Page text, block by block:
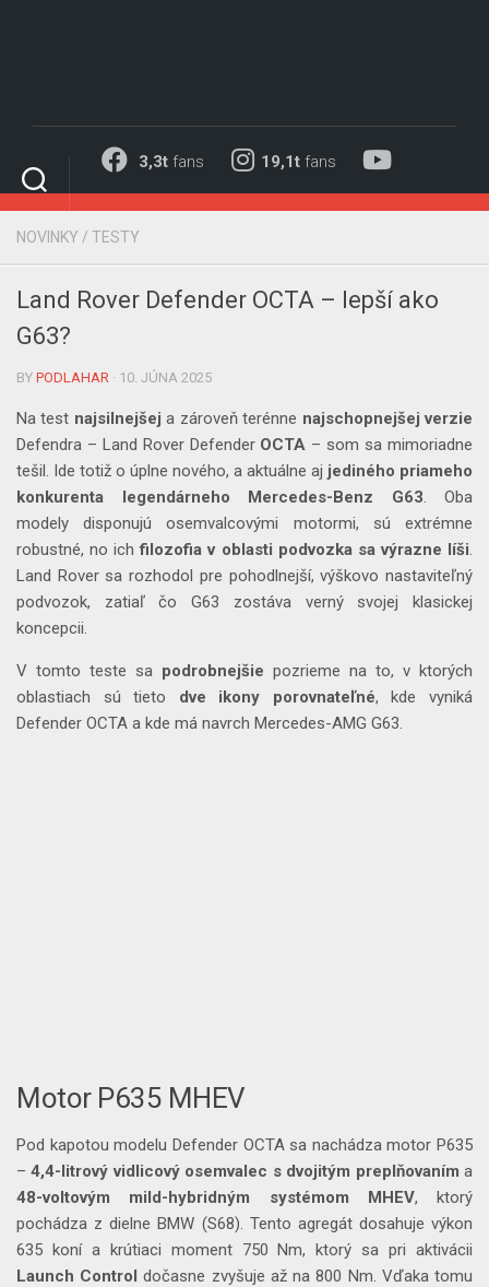
3,3tfans 19,1tfans
NOVINKY / TESTY
Land Rover Defender OCTA – lepší ako
G63?
BY PODLAHAR · 10. JÚNA 2025
Na test najsilnejšej a zároveň terénne najschopnejšej verzie
Defendra – Land Rover Defender OCTA – som sa mimoriadne
tešil. Ide totiž o úplne nového, a aktuálne aj jediného priameho
konkurenta legendárneho Mercedes-Benz G63. Oba
modely disponujú osemvalcovými motormi, sú extrémne
robustné, no ichfilozofia v oblasti podvozka sa výrazne líši.
Land Rover sa rozhodol pre pohodlnejší, výškovo nastaviteľný
podvozok, zatiaľ čo G63 zostáva verný svojej klasickej
koncepcii.
V tomto teste sa podrobnejšie pozrieme na to, v ktorých
oblastiach sú tieto dve ikony porovnateľné, kde vyniká
Defender OCTA a kde má navrch Mercedes-AMG G63.
Motor P635 MHEV
Pod kapotou modelu Defender OCTA sa nachádza motor P635
–4,4-litrový vidlicový osemvalec s dvojitým preplňovaním a
48-voltovým mild-hybridným systémom MHEV, ktorý
pochádza z dielne BMW (S68). Tento agregát dosahuje výkon
635 koní a krútiaci moment 750 Nm, ktorý sa pri aktivácii
Launch Control dočasne zvyšuje až na 800 Nm. Vďaka tomu